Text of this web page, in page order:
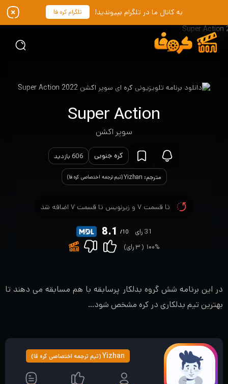
به کانال ما در تلگرام بپیوندید! تلگرام کره فا
Super Action
سوپر اکشن
کره جنوبی 606 بازدید
مترجم: Yizhan (تیم ترجمه اختصاصی کره فا)
تا قسمت ۷ و زیرنویس تا قسمت ۷ اضافه شد
8.1 /10
31 رای
۱۰۰% ( ۳ رای)
در این برنامه شش گروه بدلکار پرسابقه با هم مسابقه می دهند تا
بهترین تیم بدلکاری در کره مشخص شود…
Yizhan(تیم ترجمه اختصاصی کره فا)